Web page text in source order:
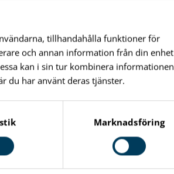
tillhandahålla funktioner för
och annan information från din enhet
kan i sin tur kombinera informationen
du har använt deras tjänster.
Marknadsföring
inom 5